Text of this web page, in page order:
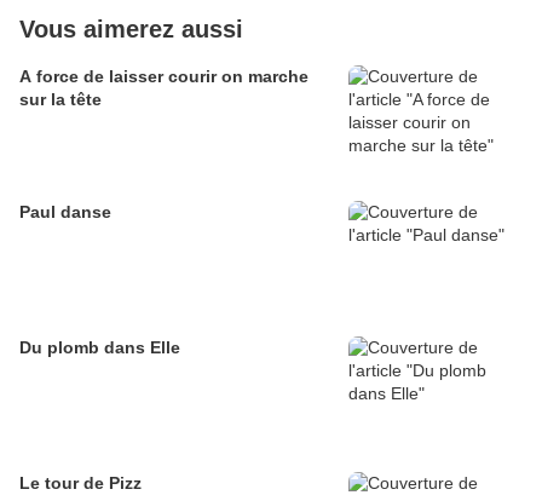
Vous aimerez aussi
A force de laisser courir on marche
sur la tête
Paul danse
Du plomb dans Elle
Le tour de Pizz